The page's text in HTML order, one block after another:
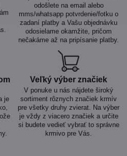
odošlete na email alebo
mms/whatsapp potvrdenie/fotku o
zadaní platby a Vašu objednávku
odosielame okamžite, pričom
nečakáme až na pripísanie platby.
je
Veľký výber značiek
V ponuke u nás nájdete široký
sortiment rôznych značiek krmív
pre všetky druhy zvierat. Na výber
je vždy z viacero značiek a určite
si budete vedieť vybrať to správne
krmivo pre Vás.